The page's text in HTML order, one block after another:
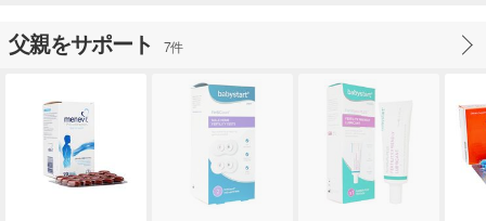
父親をサポート 7件